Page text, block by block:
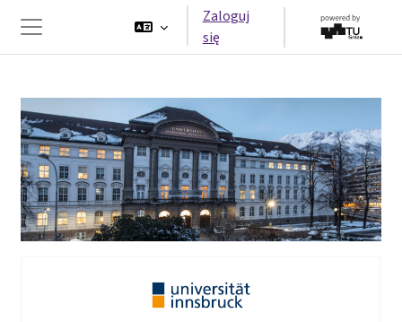
Przejdź do głównej zawartości
Panel boczny
Zaloguj
się